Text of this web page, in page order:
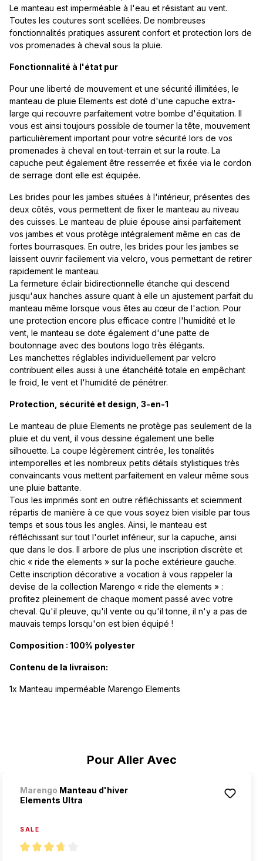
Pour Aller Avec
Marengo Manteau d'hiver
Elements Ultra
SALE
Le manteau est imperméable à l'eau et résistant au vent.
Toutes les coutures sont scellées. De nombreuses
fonctionnalités pratiques assurent confort et protection lors de
vos promenades à cheval sous la pluie.
Fonctionnalité à l'état pur
Pour une liberté de mouvement et une sécurité illimitées, le
manteau de pluie Elements est doté d'une capuche extra-
large qui recouvre parfaitement votre bombe d'équitation. Il
vous est ainsi toujours possible de tourner la tête, mouvement
particulièrement important pour votre sécurité lors de vos
promenades à cheval en tout-terrain et sur la route. La
capuche peut également être resserrée et fixée via le cordon
de serrage dont elle est équipée.
Les brides pour les jambes situées à l'intérieur, présentes des
deux côtés, vous permettent de fixer le manteau au niveau
des cuisses. Le manteau de pluie épouse ainsi parfaitement
vos jambes et vous protège intégralement même en cas de
fortes bourrasques. En outre, les brides pour les jambes se
laissent ouvrir facilement via velcro, vous permettant de retirer
rapidement le manteau.
La fermeture éclair bidirectionnelle étanche qui descend
jusqu'aux hanches assure quant à elle un ajustement parfait du
manteau même lorsque vous êtes au cœur de l'action. Pour
une protection encore plus efficace contre l'humidité et le
vent, le manteau se dote également d'une patte de
boutonnage avec des boutons logo très élégants.
Les manchettes réglables individuellement par velcro
contribuent elles aussi à une étanchéité totale en empêchant
le froid, le vent et l'humidité de pénétrer.
Protection, sécurité et design, 3-en-1
Le manteau de pluie Elements ne protège pas seulement de la
pluie et du vent, il vous dessine également une belle
silhouette. La coupe légèrement cintrée, les tonalités
intemporelles et les nombreux petits détails stylistiques très
convaincants vous mettent parfaitement en valeur même sous
une pluie battante.
Tous les imprimés sont en outre réfléchissants et sciemment
répartis de manière à ce que vous soyez bien visible par tous
temps et sous tous les angles. Ainsi, le manteau est
réfléchissant sur tout l'ourlet inférieur, sur la capuche, ainsi
que dans le dos. Il arbore de plus une inscription discrète et
chic « ride the elements » sur la poche extérieure gauche.
Cette inscription décorative a vocation à vous rappeler la
devise de la collection Marengo « ride the elements » :
profitez pleinement de chaque moment passé avec votre
cheval. Qu'il pleuve, qu'il vente ou qu'il tonne, il n'y a pas de
mauvais temps lorsqu'on est bien équipé !
Composition : 100% polyester
Contenu de la livraison:
1x Manteau imperméable Marengo Elements